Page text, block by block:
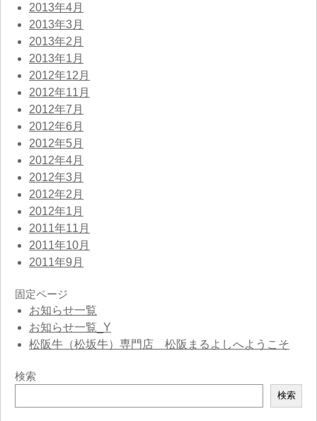
2013年4月
2013年3月
2013年2月
2013年1月
2012年12月
2012年11月
2012年7月
2012年6月
2012年5月
2012年4月
2012年3月
2012年2月
2012年1月
2011年11月
2011年10月
2011年9月
固定ページ
お知らせ一覧
お知らせ一覧_Y
松阪牛（松坂牛）専門店 松阪まるよしへようこそ
検索
索
検索